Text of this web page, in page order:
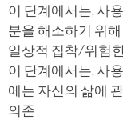
이 단계에서는, 사
분을 해소하기 위
일상적 집착/위험
이 단계에서는, 사
에는 자신의 삶에
의존